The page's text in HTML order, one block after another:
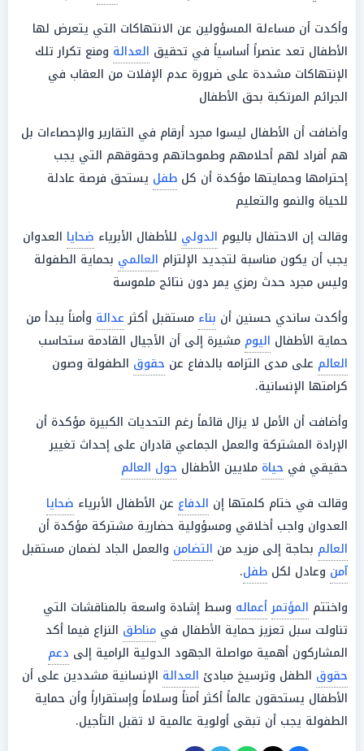
وأكدت أن مساءلة المسؤولين عن الانتهاكات التي يتعرض لها
الأطفال تعد عنصراً أساسياً في تحقيق العدالة ومنع تكرار تلك
الإنتهاكات مشددة على ضرورة عدم الإفلات من العقاب في
الجرائم المرتكبة بحق الأطفال
وأضافت أن الأطفال ليسوا مجرد أرقام في التقارير والإحصاءات بل
هم أفراد لهم أحلامهم وطموحاتهم وحقوقهم التي يجب
إحترامها وحمايتها مؤكدة أن كل طفل يستحق فرصة عادلة
للحياة والنمو والتعليم
وقالت إن الاحتفال باليوم الدولي للأطفال الأبرياء ضحايا العدوان
يجب أن يكون مناسبة لتجديد الإلتزام العالمي بحماية الطفولة
وليس مجرد حدث رمزي يمر دون نتائج ملموسة
وأكدت ساندي حسنين أن بناء مستقبل أكثرعدالة وأمناً يبدأ من
حماية الأطفال اليوم مشيرة إلى أن الأجيال القادمة ستحاسب
العالم على مدى التزامه بالدفاع عن حقوق الطفولة وصون
كرامتها الإنسانية.
وأضافت أن الأمل لا يزال قائماً رغم التحديات الكبيرة مؤكدة أن
الإرادة المشتركة والعمل الجماعي قادران على إحداث تغيير
حقيقي في حياة ملايين الأطفال حول العالم
وقالت في ختام كلمتها إن الدفاع عن الأطفال الأبرياء ضحايا
العدوان واجب أخلاقي ومسؤولية حضارية مشتركة مؤكدة أن
العالم بحاجة إلى مزيد من التضامن والعمل الجاد لضمان مستقبل
آمن وعادل لكل طفل.
واختتم المؤتمرأعماله وسط إشادة واسعة بالمناقشات التي
تناولت سبل تعزيز حماية الأطفال في مناطق النزاع فيما أكد
المشاركون أهمية مواصلة الجهود الدولية الرامية إلى دعم
حقوق الطفل وترسيخ مبادئ العدالة الإنسانية مشددين على أن
الأطفال يستحقون عالماً أكثر أمناً وسلاماً وإستقراراً وأن حماية
الطفولة يجب أن تبقى أولوية عالمية لا تقبل التأجيل.